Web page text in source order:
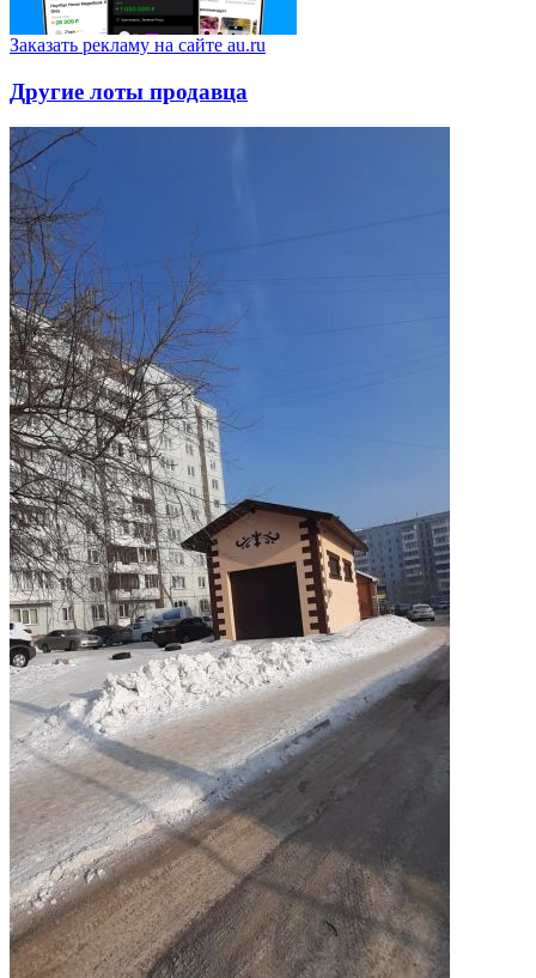
Заказать рекламу на сайте au.ru
Другие лоты продавца